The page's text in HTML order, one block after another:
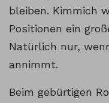
bleiben. Kimmich
Positionen ein
Natürlich nur,
annimmt.
Beim gebürtigen